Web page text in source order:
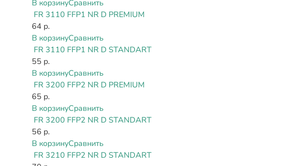
В корзинуСравнить
FR 3110 FFP1 NR D PREMIUM
64 р.
В корзинуСравнить
FR 3110 FFP1 NR D STANDART
55 р.
В корзинуСравнить
FR 3200 FFP2 NR D PREMIUM
65 р.
В корзинуСравнить
FR 3200 FFP2 NR D STANDART
56 р.
В корзинуСравнить
FR 3210 FFP2 NR D STANDART